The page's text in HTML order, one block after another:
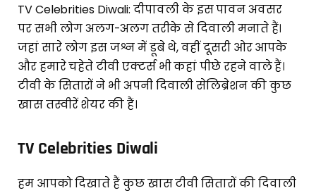
TV Celebrities Diwali: दीपावली के इस पावन अवसर
पर सभी लोग अलग-अलग तरीके से दिवाली मनाते हैं।
जहां सारे लोग इस जश्न में डूबे थे, वहीं दूसरी ओर आपके
और हमारे चहेते टीवी एक्टर्स भी कहां पीछे रहने वाले हैं।
टीवी के सितारों ने भी अपनी दिवाली सेलिब्रेशन की कुछ
खास तस्वीरें शेयर की हैं।
TV Celebrities Diwali
हम आपको दिखाते हैं कुछ खास टीवी सितारों की दिवाली